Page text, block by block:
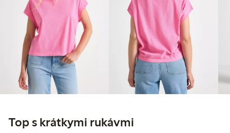
Top s krátkymi rukávmi